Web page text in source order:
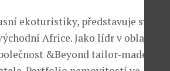
ekoturistiky, představuje své
Africe. Jako lídr v oblasti
&Beyond tailor-made safari